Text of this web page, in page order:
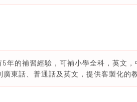
年的補習經驗，可補小學全科，英文，
東話、普通話及英文，提供客製化的教